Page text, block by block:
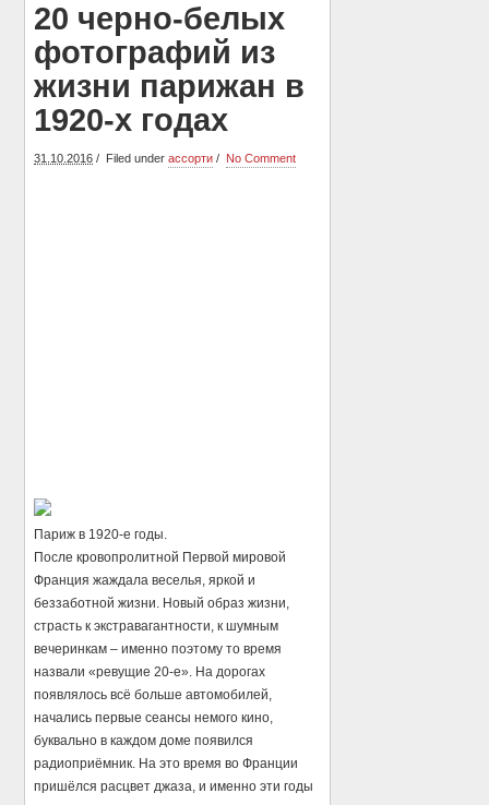
20 черно-белых
фотографий из
жизни парижан в
1920-х годах
31.10.2016 Filed underассорти No Comment
Париж в 1920-е годы.
После кровопролитной Первой мировой
Франция жаждала веселья, яркой и
беззаботной жизни. Новый образ жизни,
страсть к экстравагантности, к шумным
вечеринкам – именно поэтому то время
назвали «ревущие 20-е». На дорогах
появлялось всё больше автомобилей,
начались первые сеансы немого кино,
буквально в каждом доме появился
радиоприёмник. На это время во Франции
пришёлся расцвет джаза, и именно эти годы